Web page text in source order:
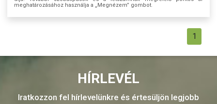
meghatározásához használja a „Megnézem” gombot.
1
HÍRLEVÉL
Iratkozzon fel hírlevelünkre és értesüljön legjobb